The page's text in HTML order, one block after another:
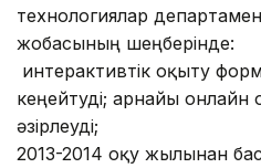
технологиялар
жобасының шеңберінде:
интерактивтік оқыту
кеңейтуді; арнайы
әзірлеуді;
2013-2014 оқу жылынан